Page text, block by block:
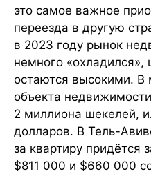
Факторы,
Что нужно знать о
машканты?
Как выбрать
программы
это самое важное
переезда в другую
в 2023 году рынок
немного
остаются высокими. В
объекта
2 миллиона шекелей,
долларов. В Тель-
за квартиру придётся
$811 000 и $660 000